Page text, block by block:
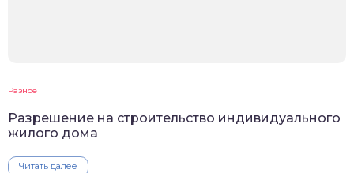
Разное
Разрешение на строительство индивидуального
жилого дома
Читать далее